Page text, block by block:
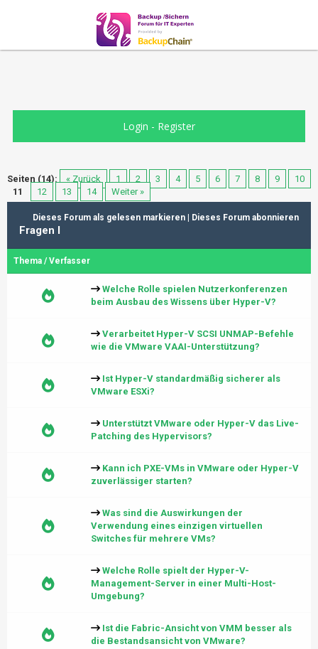
Login - Register
Seiten (14): « Zurück 1 2 3 4 5 6 7 8 9
10
11
12 13 14 Weiter »
Dieses Forum als gelesen markieren Dieses Forum abonnieren
Fragen I
Thema /Verfasser
Welche Rolle spielen Nutzerkonferenzen
beim Ausbau des Wissens über Hyper-V?
Verarbeitet Hyper-V SCSI UNMAP-Befehle
wie die VMware VAAI-Unterstützung?
Ist Hyper-V standardmäßig sicherer als
VMware ESXi?
Unterstützt VMware oder Hyper-V das Live-
Patching des Hypervisors?
Kann ich PXE-VMs in VMware oder Hyper-V
zuverlässiger starten?
Was sind die Auswirkungen der
Verwendung eines einzigen virtuellen
Switches für mehrere VMs?
Welche Rolle spielt der Hyper-V-
Management-Server in einer Multi-Host-
Umgebung?
Ist die Fabric-Ansicht von VMM besser als
die Bestandsansicht von VMware?